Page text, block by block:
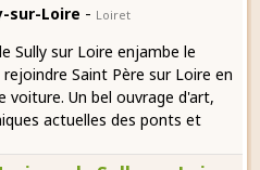
sur-Loire - Loiret
Sully sur Loire enjambe le
Saint Père sur Loire en
voiture. Un bel ouvrage d'art,
actuelles des ponts et